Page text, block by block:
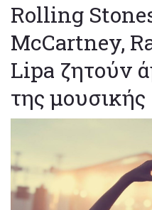
Rolling
McCartney,
Lipa ζητούν
της μουσικής